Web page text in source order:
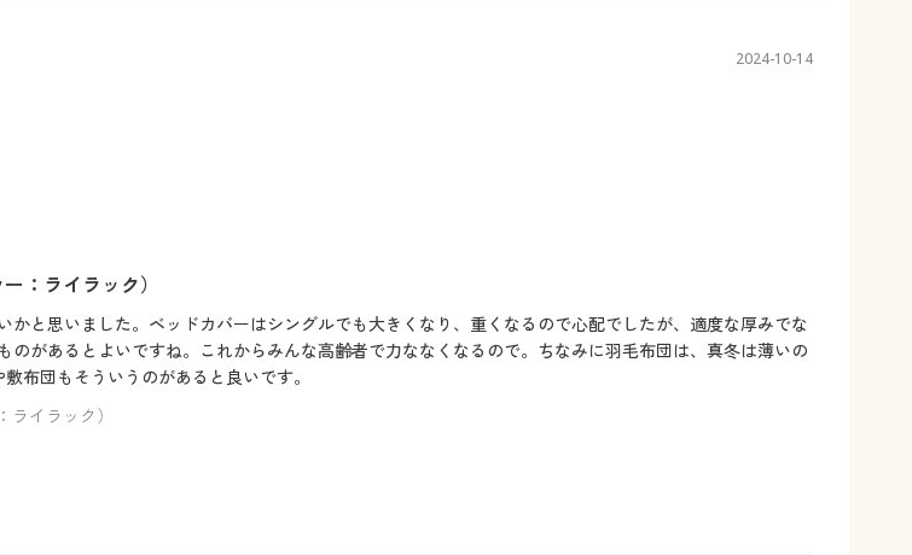
2024-10-14
：ライラック）
と思いました。ベッドカバーはシングルでも大きくなり、重くなるので心配でしたが、適度な厚みでな
があるとよいですね。これからみんな高齢者で力ななくなるので。ちなみに羽毛布団は、真冬は薄いの
布団もそういうのがあると良いです。
イラック）